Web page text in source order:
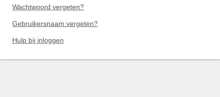
Wachtwoord vergeten?
Gebruikersnaam vergeten?
Hulp bij inloggen